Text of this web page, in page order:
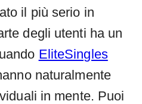
il più serio in
degli utenti ha un
EliteSingles
naturalmente
in mente. Puoi